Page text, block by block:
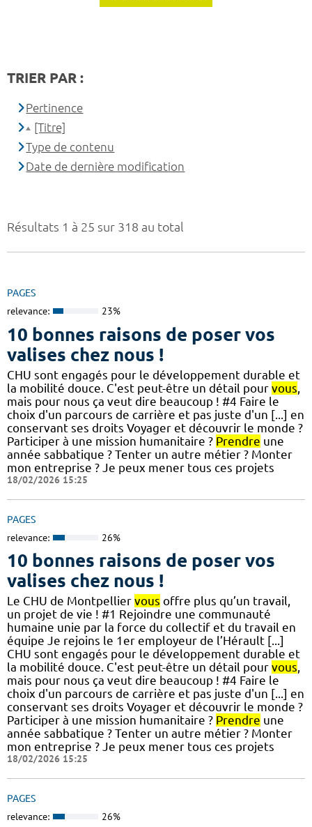
Résultats 1 à 25 sur 318 au total
PAGES
relevance: 23%
10 bonnes raisons de poser vos
valises chez nous !
CHU sont engagés pour le développement durable et
la mobilité douce. C'est peut-être un détail pour vous,
mais pour nous ça veut dire beaucoup ! #4 Faire le
choix d'un parcours de carrière et pas juste d'un [...] en
conservant ses droits Voyager et découvrir le monde ?
Participer à une mission humanitaire ? Prendre une
année sabbatique ? Tenter un autre métier ? Monter
mon entreprise ? Je peux mener tous ces projets
18/02/2026 15:25
PAGES
relevance: 26%
10 bonnes raisons de poser vos
valises chez nous !
Le CHU de Montpellier vous offre plus qu’un travail,
un projet de vie ! #1 Rejoindre une communauté
humaine unie par la force du collectif et du travail en
équipe Je rejoins le 1er employeur de l’Hérault [...]
CHU sont engagés pour le développement durable et
la mobilité douce. C'est peut-être un détail pour vous,
mais pour nous ça veut dire beaucoup ! #4 Faire le
choix d'un parcours de carrière et pas juste d'un [...] en
conservant ses droits Voyager et découvrir le monde ?
Participer à une mission humanitaire ? Prendre une
année sabbatique ? Tenter un autre métier ? Monter
mon entreprise ? Je peux mener tous ces projets
18/02/2026 15:25
PAGES
relevance: 26%
TRIER PAR :
Pertinence
[Titre]
Type de contenu
Date de dernière modification